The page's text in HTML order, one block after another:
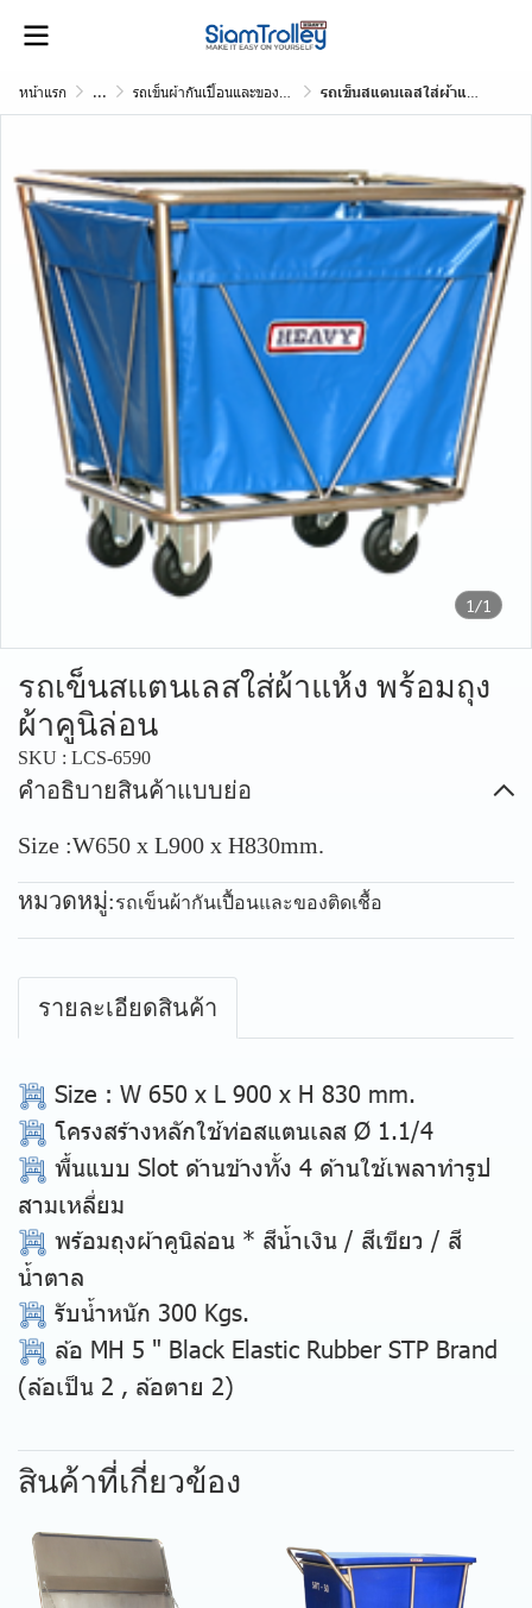
หน้าแรก ... รถเข็นผ้ากันเปื้อนและของติดเชื้อ รถเข็นสแตนเลสใส่ผ้าแห้ง พร้อมถุงผ้าคูนิล่อน
1/1
รถเข็นสแตนเลสใส่ผ้าแห้ง พร้อมถุง
ผ้าคูนิล่อน
SKU : LCS-6590
คำอธิบายสินค้าแบบย่อ
Size :W650 x L900 x H830mm.
หมวดหมู่:รถเข็นผ้ากันเปื้อนและของติดเชื้อ
รายละเอียดสินค้า
Size : W 650 x L 900 x H 830 mm.
โครงสร้างหลักใช้ท่อสแตนเลส Ø 1.1/4
พื้นแบบ Slot ด้านข้างทั้ง 4 ด้านใช้เพลาทำรูป
สามเหลี่ยม
พร้อมถุงผ้าคูนิล่อน * สีน้ำเงิน / สีเขียว / สี
น้ำตาล
รับน้ำหนัก 300 Kgs.
ล้อ MH 5 " Black Elastic Rubber STP Brand
(ล้อเป็น 2 , ล้อตาย 2)
สินค้าที่เกี่ยวข้อง